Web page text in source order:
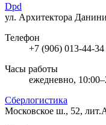
Dpd
ул. Архитектора
Телефон
+7 (906) 013-44-34
Часы работы
ежедневно,
Сберлогистика
Московское ш., 52,